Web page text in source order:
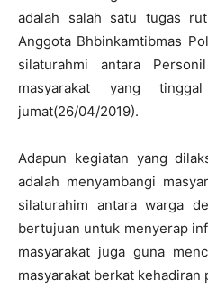
adalah salah satu tugas
Anggota Bhbinkamtibmas
silaturahmi antara
masyarakat yang
jumat(26/04/2019).
Adapun kegiatan yang
adalah menyambangi
silaturahim antara warga
bertujuan untuk menyerap
masyarakat juga guna
masyarakat berkat kehadiran